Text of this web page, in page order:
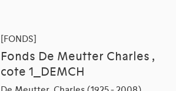
[FONDS]
Fonds De Meutter Charles ,
cote 1_DEMCH